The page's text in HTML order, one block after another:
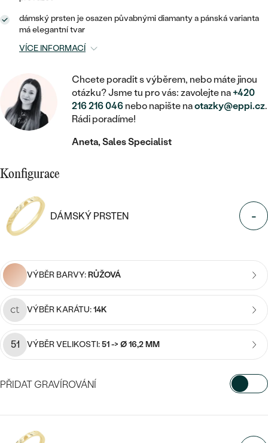
RUČNĚ RYTÉ
S VÝPLNÍ
DLE CENY
CENOVĚ DOSTUPNÉ
Nejprodávanější
snubní prsteny
ZAČÍT S LAB-GROWN DIAMANTEM
ZAČÍT S BAREVNÝM DIAMANTEM
DLE DRAHOKAMU
DIAMANT
LAB-GROWN DIAMANT
MOISSANIT
BAREVNÝ DIAMANT
ČERNÝ DIAMANT
DRAHOKAM
DLE MATERIÁLU
ZLATO
DĚTSKÉ ŠPERKY
BROŽE
DOPLŇKY
DLE MATERIÁLU
STŘÍBRO
PLATINA
DLE KAMENE
S DIAMANTY
S DRAHOKAMY
S LAB-GROWN DIAMANTY
S PERLAMI
DLE STYLU
PERSONALIZOVANÉ
PIERCING
S DIAMANTY
S DRAHOKAMY
DLE CENY
CENOVĚ DOSTUPNÉ
MEDAILONKY
ŘETÍZKY
VE TVARU SRDCE
SE ZVÍŘATY
DLE DRAHOKAMU
S DIAMANTY
S DRAHOKAMY
S PERLAMI
DLE CENY
CENOVĚ DOSTUPNÉ
LUXUSNÍ
STATEMENT
PERSONALIZOVANÉ
DLE DRAHOKAMU
S DRAHOKAMY
S PERLAMI
CENOVĚ DOSTUPNÉ
LUXUSNÍ
dámský prsten je osazen půvabnými diamanty a pánská varianta
má elegantní tvar
VÍCE INFORMACÍ
Chcete poradit s výběrem, nebo máte jinou
otázku? Jsme tu pro vás: zavolejte na+420
216 216 046 nebo napište naotazky@eppi.cz.
Rádi poradíme!
Aneta, Sales Specialist
Konfigurace
DÁMSKÝ PRSTEN -
VÝBĚR BARVY:RŮŽOVÁ
VÝBĚR KARÁTU:14K
51 VÝBĚR VELIKOSTI:51 -> Ø 16,2 MM
PŘIDAT GRAVÍROVÁNÍ